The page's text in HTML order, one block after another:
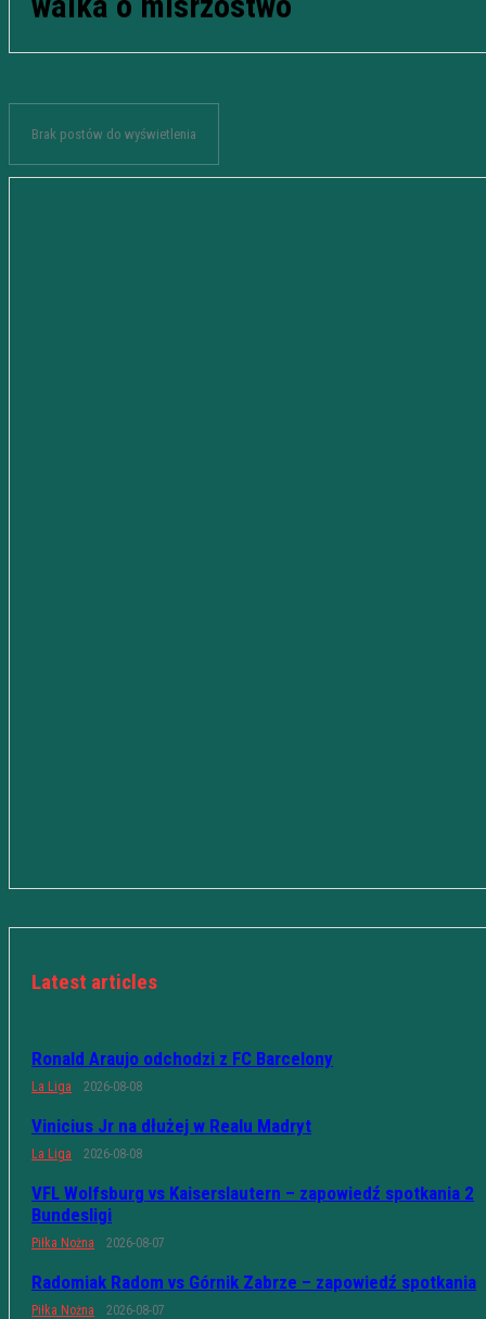
Brak postów do wyświetlenia
Latest articles
Ronald Araujo odchodzi z FC Barcelony
La Liga 2026-08-08
Vinicius Jr na dłużej w Realu Madryt
La Liga 2026-08-08
VFL Wolfsburg vs Kaiserslautern – zapowiedź spotkania 2
Bundesligi
Piłka Nożna 2026-08-07
Radomiak Radom vs Górnik Zabrze – zapowiedź spotkania
Piłka Nożna 2026-08-07